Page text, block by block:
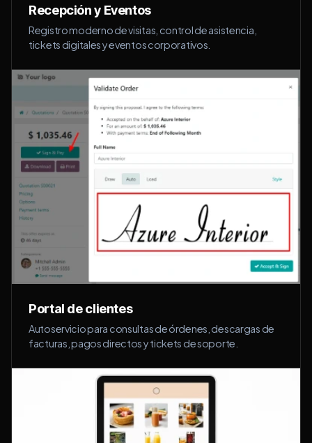
Recepción y Eventos
Registro moderno de visitas, control de asistencia,
tickets digitales y eventos corporativos.
Portal de clientes
Autoservicio para consultas de órdenes, descargas de
facturas, pagos directos y tickets de soporte.